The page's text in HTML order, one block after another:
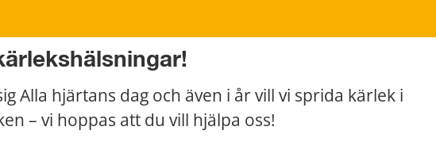
Alla hjärtans dag och även i år vill vi sprida kärlek i
– vi hoppas att du vill hjälpa oss!